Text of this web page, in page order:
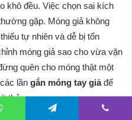
khô đều. Việc chọn sai kích
gặp. Móng giả không
tự nhiên và dễ bị tổn
móng giả sao cho vừa vặn
quên cho móng thật một
lần gắn móng tay giảđể
thở.